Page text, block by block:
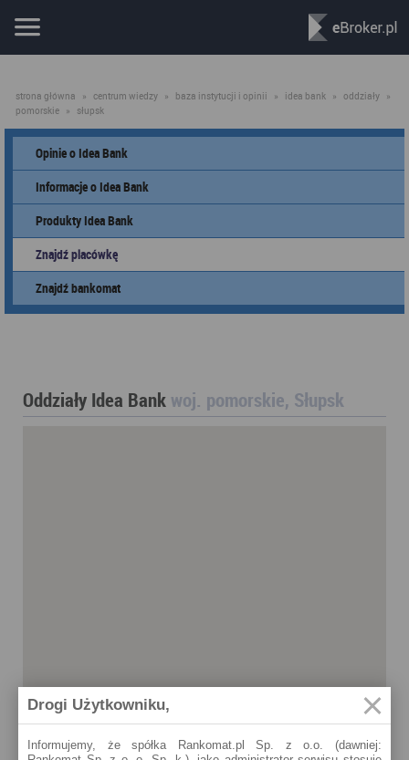
strona główna » centrum wiedzy » baza instytucji i opinii » idea bank » oddziały »
pomorskie » słupsk
Opinie o Idea Bank
Informacje o Idea Bank
Produkty Idea Bank
Znajdź placówkę
Znajdź bankomat
Oddziały Idea Bank woj. pomorskie, Słupsk
Drogi Użytkowniku,
Informujemy, że spółka Rankomat.pl Sp. z o.o. (dawniej: